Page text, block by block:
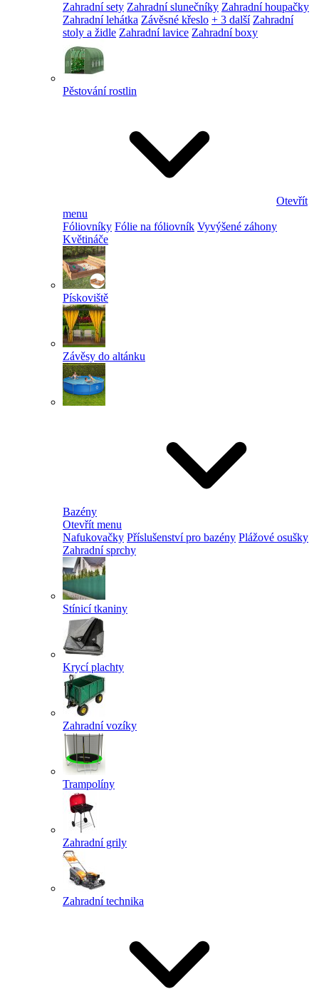
Zahradní sety Zahradní slunečníky Zahradní houpačky
Zahradní lehátka Závěsné křeslo + 3 další Zahradní
stoly a židle Zahradní lavice Zahradní boxy
Pěstování rostlin
Otevřít
menu
Fóliovníky Fólie na fóliovník Vyvýšené záhony
Květináče
Pískoviště
Závěsy do altánku
Bazény
Otevřít menu
Nafukovačky Příslušenství pro bazény Plážové osušky
Zahradní sprchy
Stínicí tkaniny
Krycí plachty
Zahradní vozíky
Trampolíny
Zahradní grily
Zahradní technika